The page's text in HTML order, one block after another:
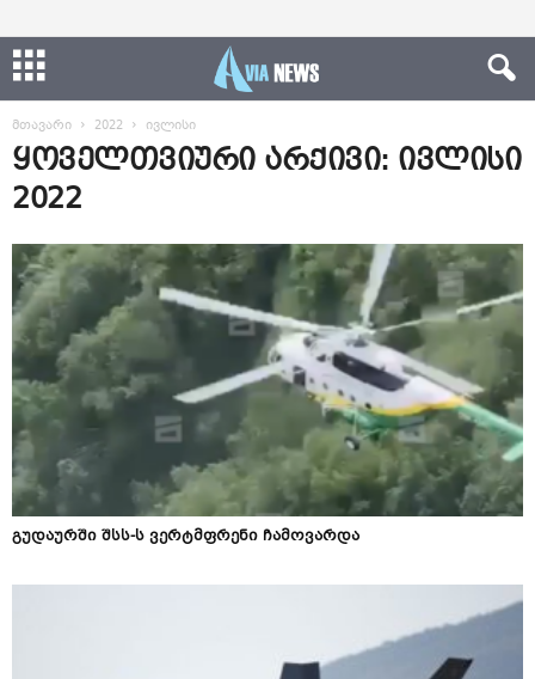
მთავარი 2022 ივლისი
ყოველთვიური არქივი: ივლისი
2022
გუდაურში შსს-ს ვერტმფრენი ჩამოვარდა